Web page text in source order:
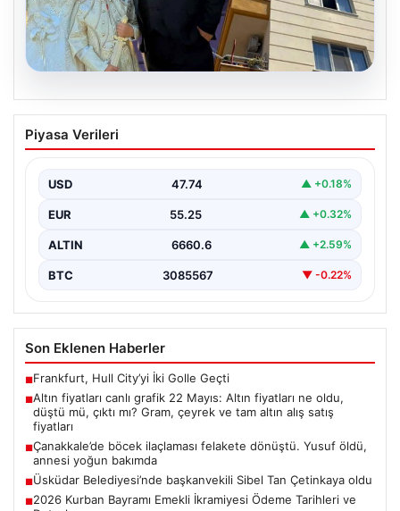
Çanakkale’de böcek ilaçlaması felakete
dönüştü. Yusuf öldü, annesi yoğun
{“title”: “Çanakkale’de Böcek İlaçlaması Felaketle Bitti:
“content”:…
Piyasa Verileri
USD 47.74 ▲ +0.18%
EUR 55.25 ▲ +0.32%
ALTIN 6660.6 ▲ +2.59%
BTC 3085567 ▼ -0.22%
Son Eklenen Haberler
■Frankfurt, Hull City’yi İki Golle Geçti
■Altın fiyatları canlı grafik 22 Mayıs: Altın fiyatları ne oldu,
düştü mü, çıktı mı? Gram, çeyrek ve tam altın alış satış
fiyatları
■Çanakkale’de böcek ilaçlaması felakete dönüştü. Yusuf öldü,
annesi yoğun bakımda
■Üsküdar Belediyesi’nde başkanvekili Sibel Tan Çetinkaya oldu
■2026 Kurban Bayramı Emekli İkramiyesi Ödeme Tarihleri ve